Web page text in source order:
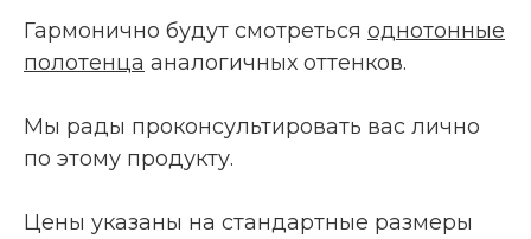
Гармонично будут смотреться однотонные
полотенца аналогичных оттенков.
Мы рады проконсультировать вас лично
по этому продукту.
Цены указаны на стандартные размеры